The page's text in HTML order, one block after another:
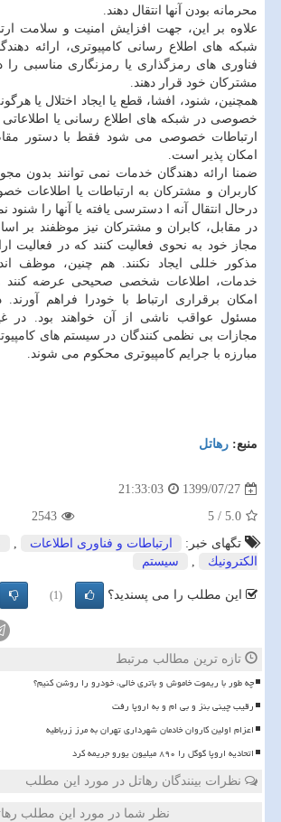
محرمانه بودن آنها انتقال دهند.
علاوه بر این، جهت افزایش امنیت و سلامت
شبکه های اطلاع رسانی کامپیوتری، ارائه
فناوری های رمزگذاری یا رمزنگاری مناسبی را
مشترکان خود قرار دهند.
همچنین، شنود، افشا، قطع یا ایجاد اختلال یا
خصوصی در شبکه های اطلاع رسانی یا
ارتباطات خصوصی می شود فقط با دستور
امکان پذیر است.
ضمنا ارائه دهندگان خدمات نمی توانند بدون
کاربران و مشترکان به ارتباطات یا اطلاعات
درحال انتقال آنه ا دسترسی یافته یا آنها را شنود
در مقابل، کابران و مشترکان نیز موظفند بر
مجاز خود به نحوی فعالیت کنند که در فعالیت
مذکور خللی ایجاد نکنند. هم چنین، موظف اند
خدمات، اطلاعات شخصی صحیحی عرضه کنند و
امکان برقراری ارتباط با خودرا فراهم
مسئول عواقب ناشی از آن خواهند بود. در
مجازات بی نظمی کنندگان در سیستم های
مبارزه با جرایم کامپیوتری محکوم می شوند.
منبع: رهاتل
1399/07/27
21:33:03
5.0
/
5
2543
تگهای خبر:
ارتباطات و فناوری اطلاعات ,
الكترونیك
, سیستم
این مطلب را می پسندید؟ (1)
تازه ترین مطالب مرتبط
چه طور با ریموت خاموش و باتری خالی، خودرو را روشن کنیم؟
رقیب چینی بنز و بی ام و به اروپا رفت
اعزام اولین کاروان خادمان شهرداری تهران به مرز زرباطیه
اتحادیه اروپا گوگل را ۸۹۰ میلیون یورو جریمه کرد
نظرات بینندگان رهاتل در مورد این مطلب
نظر شما در مورد این مطلب